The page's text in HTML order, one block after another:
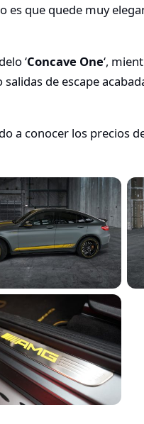
es que quede muy
‘Concave One‘,
de escape
a conocer los precios